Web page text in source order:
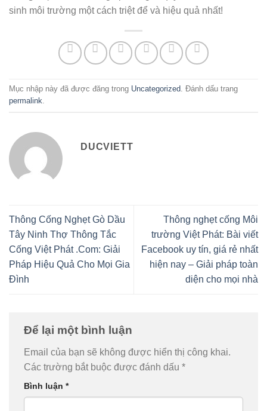
sinh môi trường một cách triệt để và hiệu quả nhất!
Mục nhập này đã được đăng trong Uncategorized. Đánh dấu trang
permalink.
DUCVIETT
Thông Cống Nghẹt Gò Dầu
Tây Ninh Thợ Thông Tắc
Cống Việt Phát .Com: Giải
Pháp Hiệu Quả Cho Mọi Gia
Đình
Thông nghẹt cống Môi
trường Việt Phát: Bài viết
Facebook uy tín, giá rẻ nhất
hiện nay – Giải pháp toàn
diện cho mọi nhà
Để lại một bình luận
Email của bạn sẽ không được hiển thị công khai.
Các trường bắt buộc được đánh dấu *
Bình luận *